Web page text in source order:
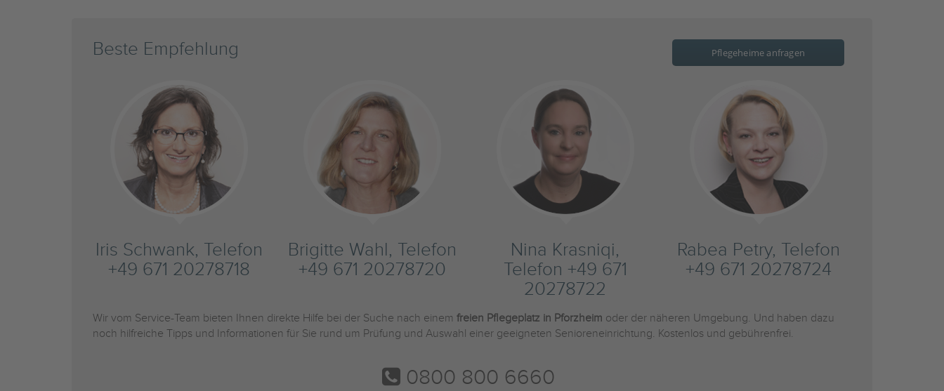
Beste Empfehlung Pflegeheime anfragen
Iris Schwank, Telefon
+49 671 20278718
Brigitte Wahl, Telefon
+49 671 20278720
Nina Krasniqi,
Telefon +49 671
20278722
Rabea Petry, Telefon
+49 671 20278724
Wir vom Service-Team bieten Ihnen direkte Hilfe bei der Suche nach einem freien Pflegeplatz in Pforzheim oder der näheren Umgebung. Und haben dazu
noch hilfreiche Tipps und Informationen für Sie rund um Prüfung und Auswahl einer geeigneten Senioreneinrichtung. Kostenlos und gebührenfrei.
0800 800 6660